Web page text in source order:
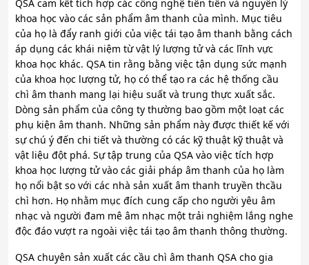
QSA cam kết tích hợp các công nghệ tiên tiến và nguyên lý
khoa học vào các sản phẩm âm thanh của mình. Mục tiêu
của họ là đẩy ranh giới của việc tái tạo âm thanh bằng cách
áp dụng các khái niệm từ vật lý lượng tử và các lĩnh vực
khoa học khác. QSA tin rằng bằng việc tận dụng sức mạnh
của khoa học lượng tử, họ có thể tạo ra các hệ thống cầu
chì âm thanh mang lại hiệu suất và trung thực xuất sắc.
Dòng sản phẩm của công ty thường bao gồm một loạt các
phụ kiện âm thanh. Những sản phẩm này được thiết kế với
sự chú ý đến chi tiết và thường có các kỹ thuật kỹ thuật và
vật liệu đột phá. Sự tập trung của QSA vào việc tích hợp
khoa học lượng tử vào các giải pháp âm thanh của họ làm
họ nổi bật so với các nhà sản xuất âm thanh truyền thcầu
chì hơn. Họ nhằm mục đích cung cấp cho người yêu âm
nhạc và người đam mê âm nhạc một trải nghiệm lắng nghe
độc đáo vượt ra ngoài việc tái tạo âm thanh thông thường.
QSA chuyên sản xuất các cầu chì âm thanh QSA cho gia